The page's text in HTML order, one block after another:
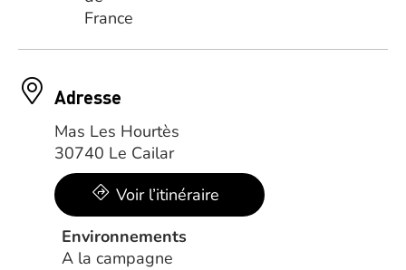
Adresse
Mas Les Hourtès
30740 Le Cailar
Voir l’itinéraire
Environnements
A la campagne